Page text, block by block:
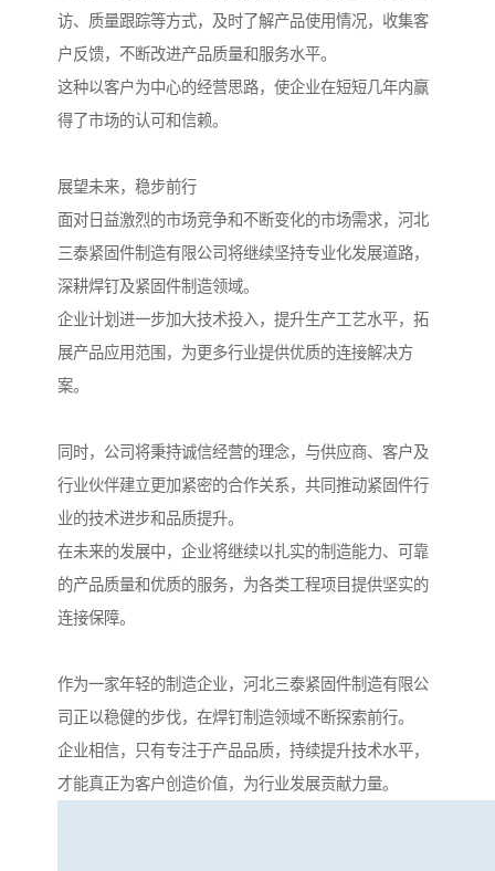
访、质量跟踪等方式，及时了解产品使用情况，收集客
户反馈，不断改进产品质量和服务水平。
这种以客户为中心的经营思路，使企业在短短几年内赢
得了市场的认可和信赖。
展望未来，稳步前行
面对日益激烈的市场竞争和不断变化的市场需求，河北
三泰紧固件制造有限公司将继续坚持专业化发展道路，
深耕焊钉及紧固件制造领域。
企业计划进一步加大技术投入，提升生产工艺水平，拓
展产品应用范围，为更多行业提供优质的连接解决方
案。
同时，公司将秉持诚信经营的理念，与供应商、客户及
行业伙伴建立更加紧密的合作关系，共同推动紧固件行
业的技术进步和品质提升。
在未来的发展中，企业将继续以扎实的制造能力、可靠
的产品质量和优质的服务，为各类工程项目提供坚实的
连接保障。
作为一家年轻的制造企业，河北三泰紧固件制造有限公
司正以稳健的步伐，在焊钉制造领域不断探索前行。
企业相信，只有专注于产品品质，持续提升技术水平，
才能真正为客户创造价值，为行业发展贡献力量。